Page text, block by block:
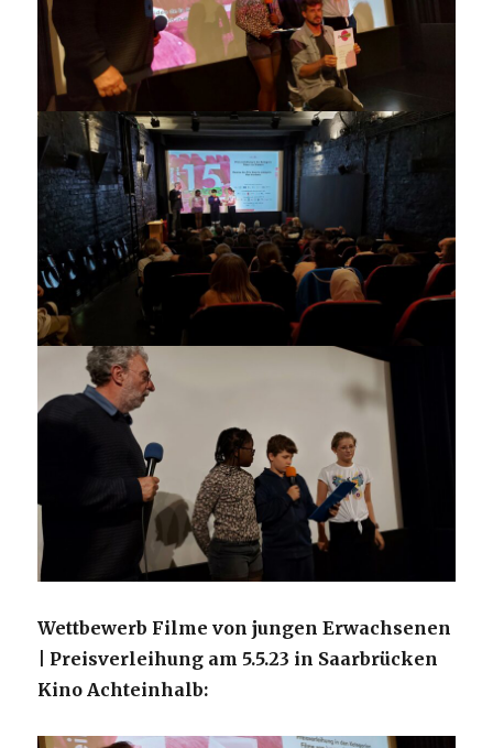
Wettbewerb Filme von jungen Erwachsenen
| Preisverleihung am 5.5.23 in Saarbrücken
Kino Achteinhalb: